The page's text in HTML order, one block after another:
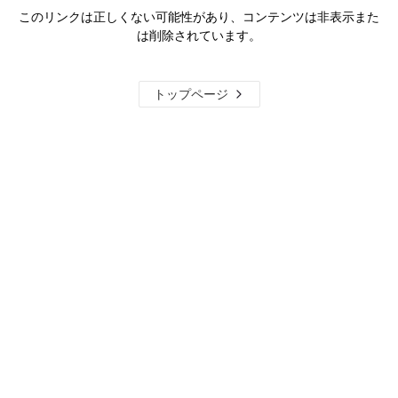
このリンクは正しくない可能性があり、コンテンツは非表示また
は削除されています。
トップページ